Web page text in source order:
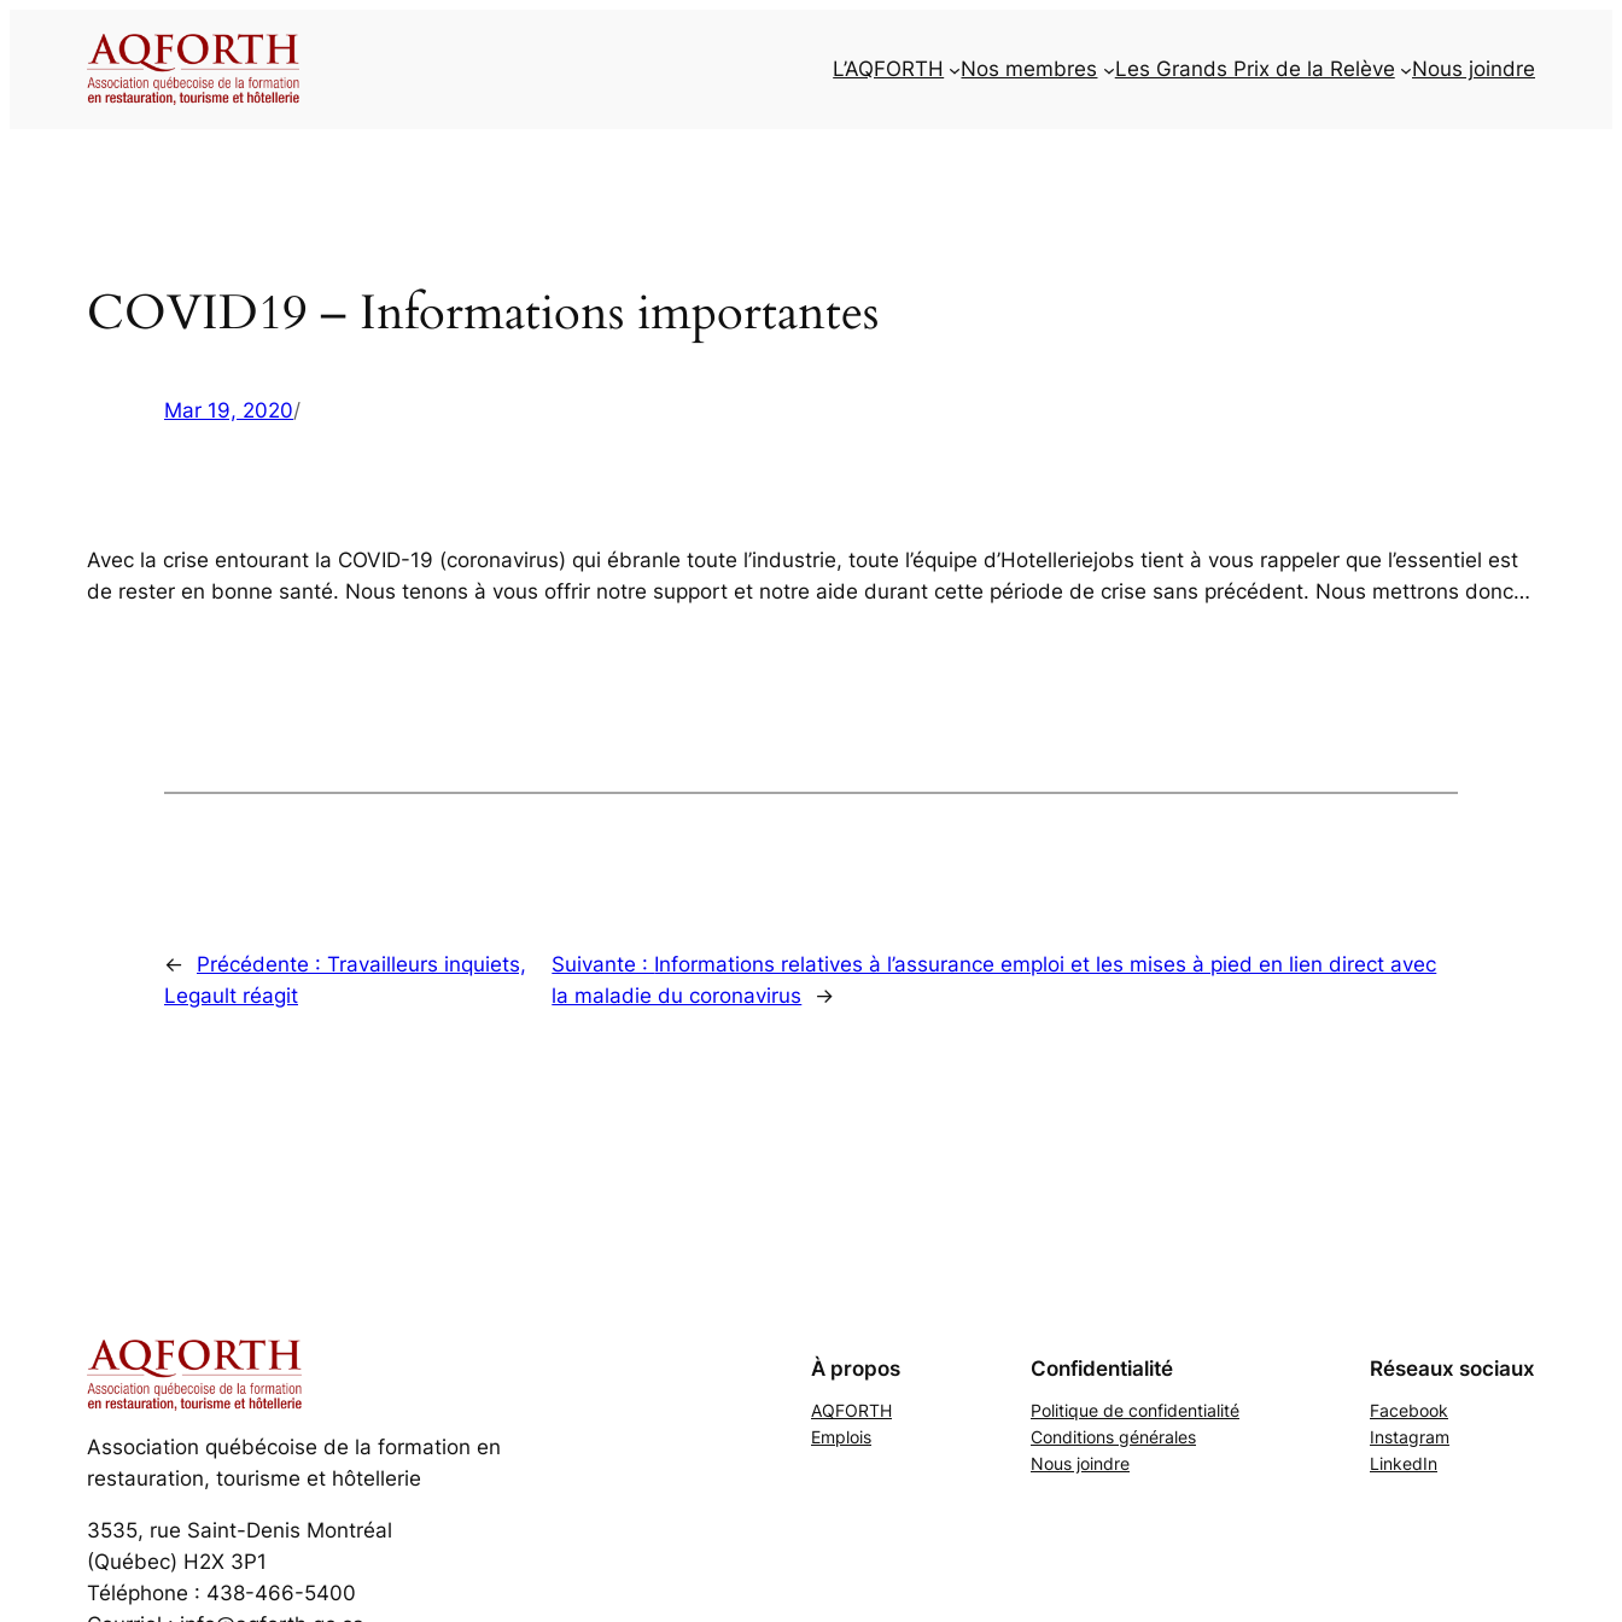
L’AQFORTH Nos membres Les Grands Prix de la Relève Nous joindre
COVID19 – Informations importantes
Mar 19, 2020/
Avec la crise entourant la COVID-19 (coronavirus) qui ébranle toute l’industrie, toute l’équipe d’Hotelleriejobs tient à vous rappeler que l’essentiel est
de rester en bonne santé. Nous tenons à vous offrir notre support et notre aide durant cette période de crise sans précédent. Nous mettrons donc…
← Précédente : Travailleurs inquiets,
Legault réagit
Suivante : Informations relatives à l’assurance emploi et les mises à pied en lien direct avec
la maladie du coronavirus
→
Association québécoise de la formation en
restauration, tourisme et hôtellerie
3535, rue Saint-Denis Montréal
(Québec) H2X 3P1
Téléphone : 438-466-5400
À propos
AQFORTH
Emplois
Confidentialité
Politique de confidentialité
Conditions générales
Nous joindre
Réseaux sociaux
Facebook
Instagram
LinkedIn